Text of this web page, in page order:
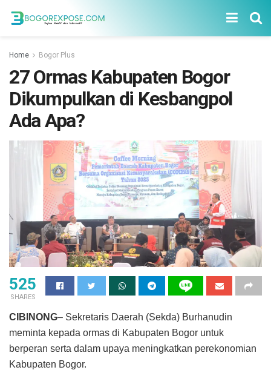
Home Bogor Plus
27 Ormas Kabupaten Bogor
Dikumpulkan di Kesbangpol
Ada Apa?
525
SHARES
CIBINONG– Sekretaris Daerah (Sekda) Burhanudin
meminta kepada ormas di Kabupaten Bogor untuk
berperan serta dalam upaya meningkatkan perekonomian
Kabupaten Bogor.